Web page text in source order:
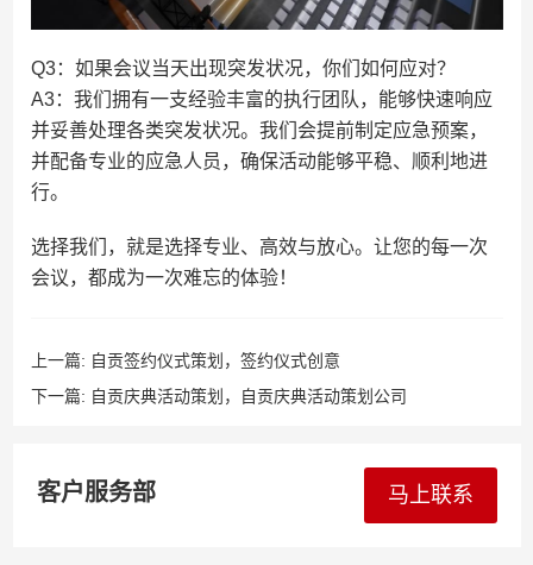
Q3：如果会议当天出现突发状况，你们如何应对？
A3：我们拥有一支经验丰富的执行团队，能够快速响应
并妥善处理各类突发状况。我们会提前制定应急预案，
并配备专业的应急人员，确保活动能够平稳、顺利地进
行。
选择我们，就是选择专业、高效与放心。让您的每一次
会议，都成为一次难忘的体验！
上一篇: 自贡签约仪式策划，签约仪式创意
下一篇: 自贡庆典活动策划，自贡庆典活动策划公司
客户服务部 马上联系